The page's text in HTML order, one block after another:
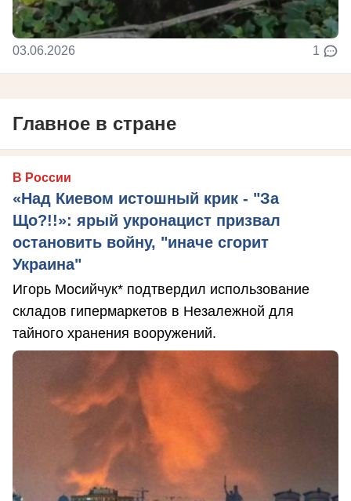
03.06.2026 1
Главное в стране
В России
«Над Киевом истошный крик - "За
Що?!!»: ярый укронацист призвал
остановить войну, "иначе сгорит
Украина"
Игорь Мосийчук* подтвердил использование
складов гипермаркетов в Незалежной для
тайного хранения вооружений.